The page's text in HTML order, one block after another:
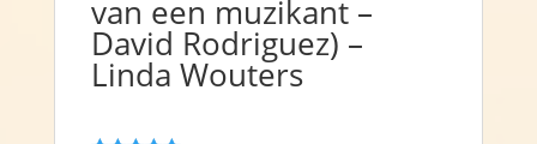
van een muzikant –
David Rodriguez) –
Linda Wouters